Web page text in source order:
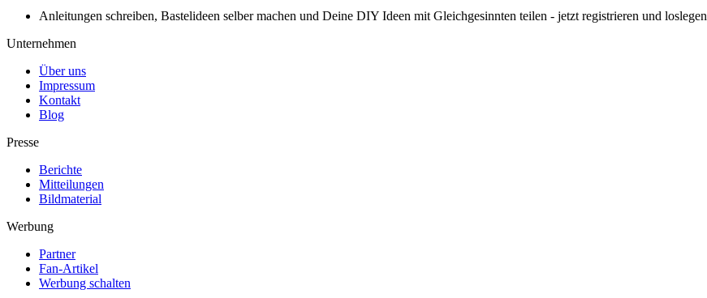
Anleitungen schreiben, Bastelideen selber machen und Deine DIY Ideen mit Gleichgesinnten teilen - jetzt registrieren und loslegen
Unternehmen
Über uns
Impressum
Kontakt
Blog
Presse
Berichte
Mitteilungen
Bildmaterial
Werbung
Partner
Fan-Artikel
Werbung schalten